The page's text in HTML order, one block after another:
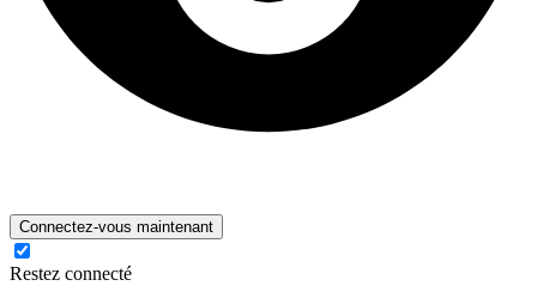
Connectez-vous maintenant
Restez connecté